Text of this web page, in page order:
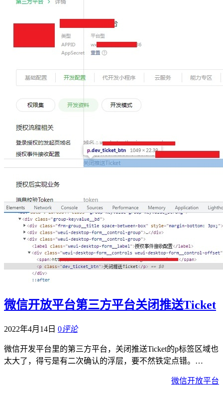
微信开放平台第三方平台关闭推送Ticket
2022年4月14日 0评论
微信开发平台里的第三方平台，关闭推送Ticket的p标签区域也
太大了，得亏是有二次确认的浮层，要不然铁定点错。…
微信开放平台